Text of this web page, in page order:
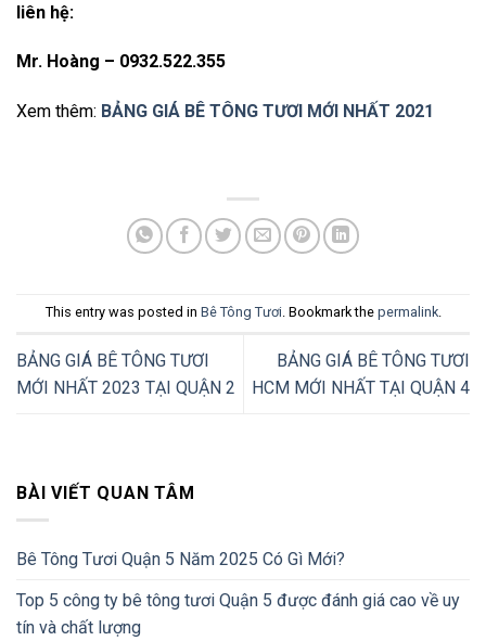
liên hệ:
Mr. Hoàng – 0932.522.355
Xem thêm: BẢNG GIÁ BÊ TÔNG TƯƠI MỚI NHẤT 2021
This entry was posted in Bê Tông Tươi. Bookmark the permalink.
BẢNG GIÁ BÊ TÔNG TƯƠI
MỚI NHẤT 2023 TẠI QUẬN 2
BẢNG GIÁ BÊ TÔNG TƯƠI
HCM MỚI NHẤT TẠI QUẬN 4
BÀI VIẾT QUAN TÂM
Bê Tông Tươi Quận 5 Năm 2025 Có Gì Mới?
Top 5 công ty bê tông tươi Quận 5 được đánh giá cao về uy
tín và chất lượng